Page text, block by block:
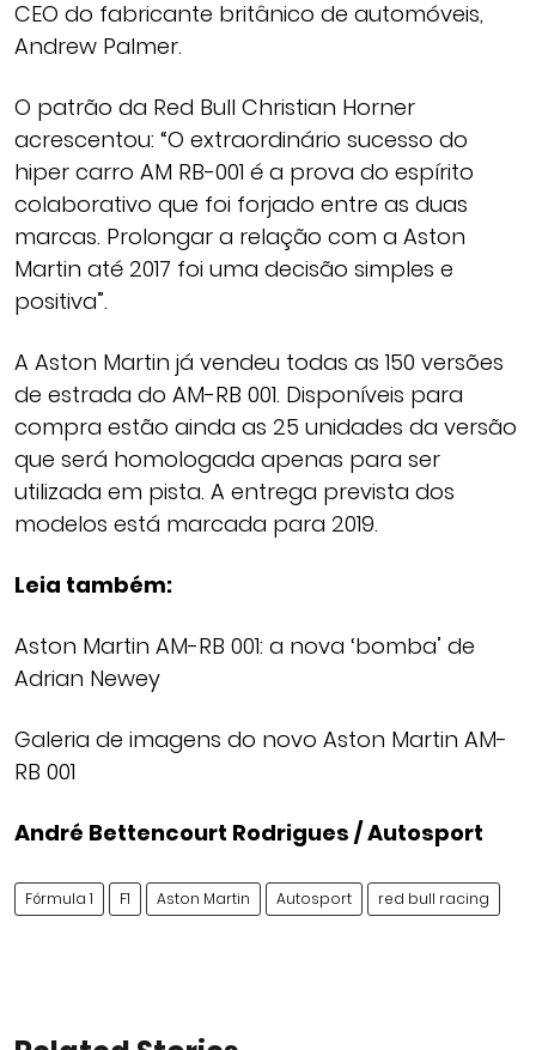
CEO do fabricante britânico de automóveis,
Andrew Palmer.
O patrão da Red Bull Christian Horner
acrescentou: “O extraordinário sucesso do
hiper carro AM RB-001 é a prova do espírito
colaborativo que foi forjado entre as duas
marcas. Prolongar a relação com a Aston
Martin até 2017 foi uma decisão simples e
positiva”.
A Aston Martin já vendeu todas as 150 versões
de estrada do AM-RB 001. Disponíveis para
compra estão ainda as 25 unidades da versão
que será homologada apenas para ser
utilizada em pista. A entrega prevista dos
modelos está marcada para 2019.
Leia também:
Aston Martin AM-RB 001: a nova ‘bomba’ de
Adrian Newey
Galeria de imagens do novo Aston Martin AM-
RB 001
André Bettencourt Rodrigues / Autosport
Fórmula 1 F1 Aston Martin Autosport red bull racing